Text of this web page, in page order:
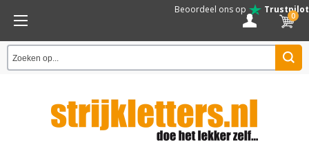
Beoordeel ons op Trustpilot
0